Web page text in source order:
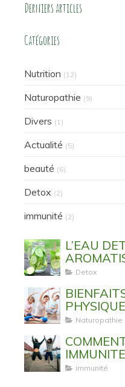
Derniers articles
Catégories
Nutrition (12)
Naturopathie (9)
Divers (1)
Actualité (5)
beauté (6)
Detox (2)
immunité (2)
L’EAU
L’UTILE A
Detox
PHYSIQUE
Naturopathie
DESimmunité